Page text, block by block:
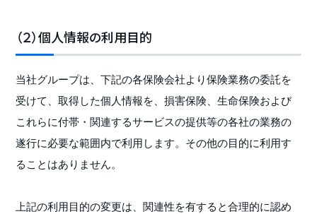
（２）個人情報の利用目的
当社グループは、下記の各保険会社より保険業務の委託を
受けて、取得した個人情報を、損害保険、生命保険および
これらに付帯・関連するサービスの提供等の各社の業務の
遂行に必要な範囲内で利用します。その他の目的に利用す
ることはありません。
上記の利用目的の変更は、関連性を有すると合理的に認め